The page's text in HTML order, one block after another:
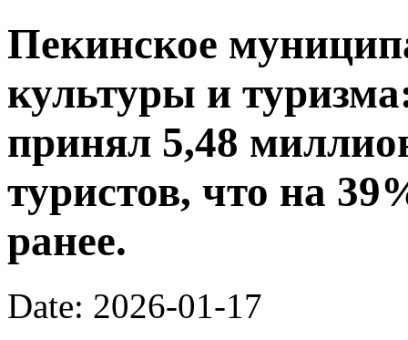
Пекинское
культуры и
принял 5,48
туристов, что на
ранее.
Date: 2026-01-17